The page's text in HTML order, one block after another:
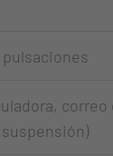
pulsaciones